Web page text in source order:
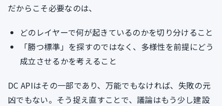
だからこそ必要なのは、
どのレイヤーで何が起きているのかを切り分けること
「勝つ標準」を探すのではなく、多様性を前提にどう
成立させるかを考えること
DC APIはその一部であり、万能でもなければ、失敗の元
凶でもない。そう捉え直すことで、議論はもう少し建設